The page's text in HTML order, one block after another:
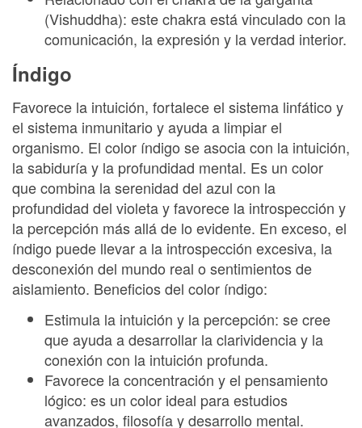
(Vishuddha): este chakra está vinculado con la
comunicación, la expresión y la verdad interior.
Índigo
Favorece la intuición, fortalece el sistema linfático y
el sistema inmunitario y ayuda a limpiar el
organismo. El color índigo se asocia con la intuición,
la sabiduría y la profundidad mental. Es un color
que combina la serenidad del azul con la
profundidad del violeta y favorece la introspección y
la percepción más allá de lo evidente. En exceso, el
índigo puede llevar a la introspección excesiva, la
desconexión del mundo real o sentimientos de
aislamiento. Beneficios del color índigo:
Estimula la intuición y la percepción: se cree
que ayuda a desarrollar la clarividencia y la
conexión con la intuición profunda.
Favorece la concentración y el pensamiento
lógico: es un color ideal para estudios
avanzados, filosofía y desarrollo mental.